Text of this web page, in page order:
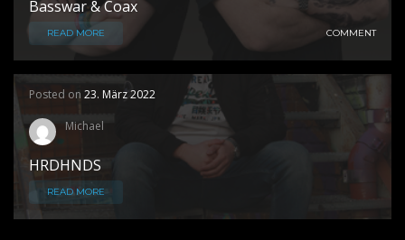
Basswar & Coax
READ MORE COMMENT
Posted on 23. März 2022
Michael
HRDHNDS
READ MORE